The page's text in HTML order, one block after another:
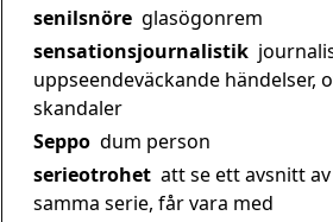
senilsnöre glasögonrem
sensationsjournalistik
uppseendeväckande händelser,
skandaler
Seppo dum person
serieotrohet att se ett avsnitt
samma serie, får vara med